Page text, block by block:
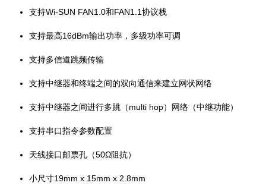
支持Wi-SUN FAN1.0和FAN1.1协议栈
支持最高16dBm输出功率，多级功率可调
支持多信道跳频传输
支持中继器和终端之间的双向通信来建立网状网络
支持中继器之间进行多跳（multi hop）网络（中继功能）
支持串口指令参数配置
天线接口邮票孔（50Ω阻抗）
小尺寸19mm x 15mm x 2.8mm